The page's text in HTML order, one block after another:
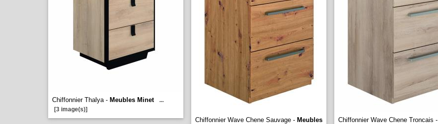
Chiffonnier Thalya - Meubles Minet
...
[3 image(s)]
Chiffonnier Wave Chene Sauvage - Meubles
Chiffonnier Wave Chene Troncais -